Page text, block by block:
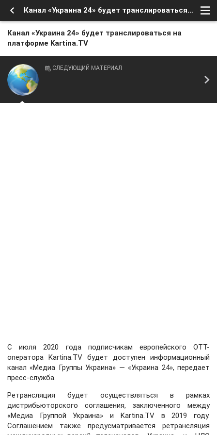
Канал «Украина 24» будет транслироваться на платформе Kartina.TV
Канал «Украина 24» будет транслироваться на
платформе Kartina.TV
СЛЕДУЮЩИЙ МАТЕРИАЛ
С июля 2020 года подписчикам европейского ОТТ-
оператора Kartina.TV будет доступен информационный
канал «Медиа Группы Украина» — «Украина 24», передает
пресс-служба.
Ретрансляция будет осуществляться в рамках
дистрибьюторского соглашения, заключенного между
«Медиа Группой Украина» и Kartina.TV в 2019 году.
Соглашением также предусматривается ретрансляция